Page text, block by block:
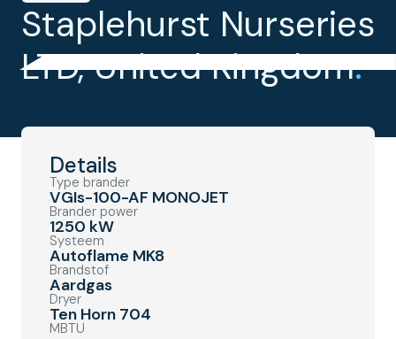
Staplehurst Nurseries
LTD, United Kingdom.
Details
Type brander
VGIs-100-AF MONOJET
Brander power
1250 kW
Systeem
Autoflame MK8
Brandstof
Aardgas
Dryer
Ten Horn 704
MBTU